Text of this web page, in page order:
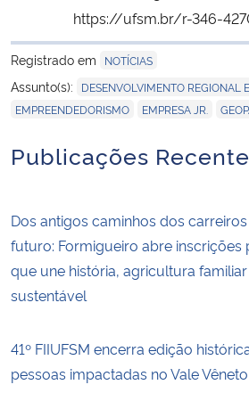
https://ufsm.br/r-346-
Registrado em
NOTÍCIAS
Assunto(s): DESENVOLVIMENTO REGIONAL
EMPREENDEDORISMO EMPRESA JR.
Publicações
Dos antigos caminhos dos
futuro: Formigueiro abre inscrições
que une história, agricultura
sustentável
41º FIIUFSM encerra edição
pessoas impactadas no Vale